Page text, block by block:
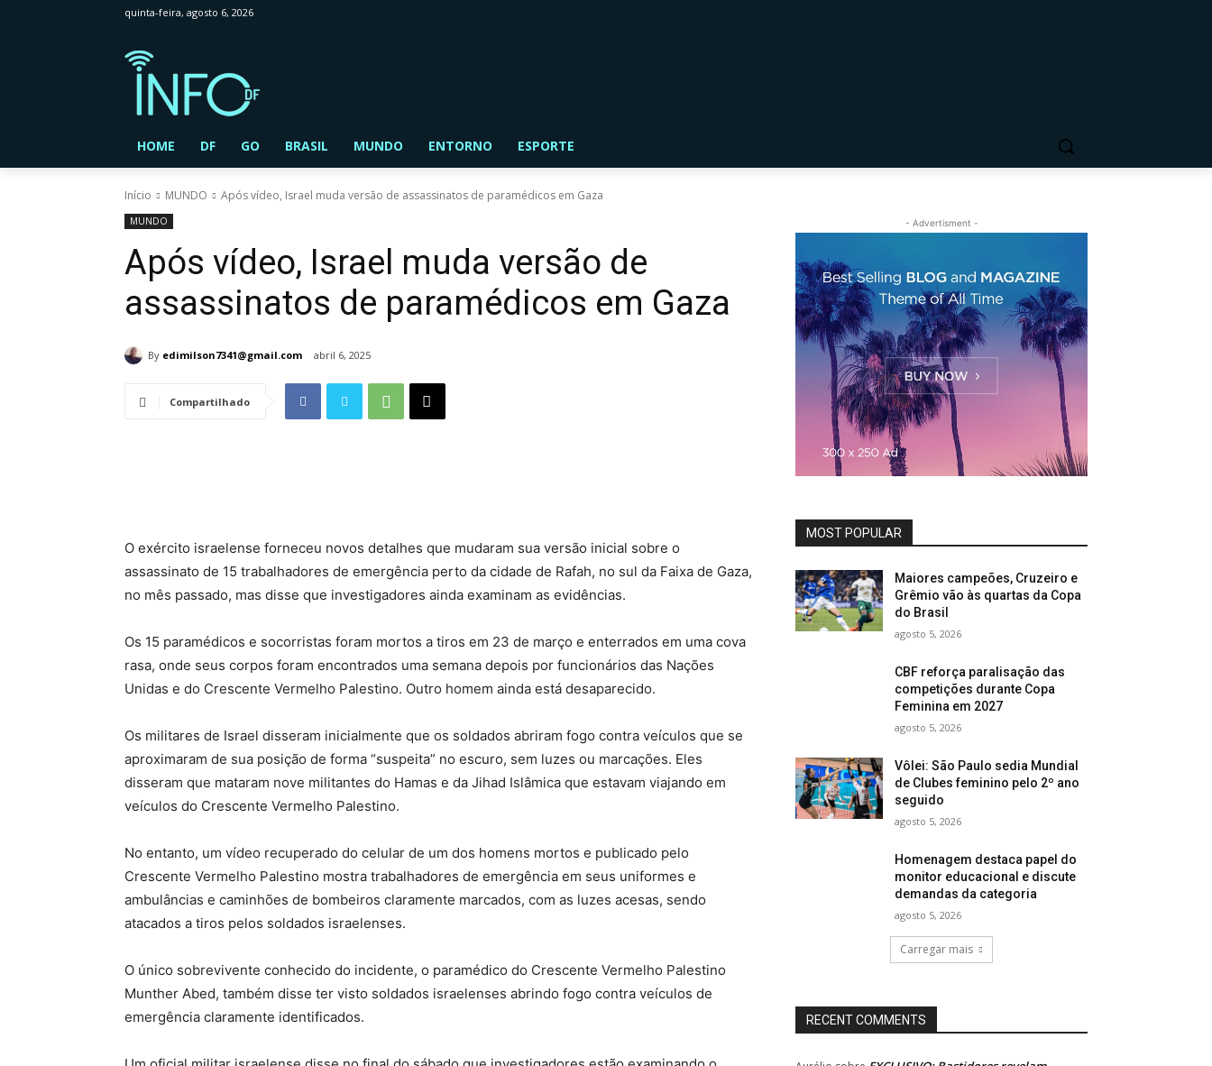
quinta-feira, agosto 6, 2026
HOME DF GO BRASIL MUNDO ENTORNO ESPORTE
Início MUNDO Após vídeo, Israel muda versão de assassinatos de paramédicos em Gaza
MUNDO
Após vídeo, Israel muda versão de
assassinatos de paramédicos em Gaza
By edimilson7341@gmail.com abril 6, 2025
Compartilhado
O exército israelense forneceu novos detalhes que mudaram sua versão inicial sobre o
assassinato de 15 trabalhadores de emergência perto da cidade de Rafah, no sul da Faixa de Gaza,
no mês passado, mas disse que investigadores ainda examinam as evidências.
Os 15 paramédicos e socorristas foram mortos a tiros em 23 de março e enterrados em uma cova
rasa, onde seus corpos foram encontrados uma semana depois por funcionários das Nações
Unidas e do Crescente Vermelho Palestino. Outro homem ainda está desaparecido.
Os militares de Israel disseram inicialmente que os soldados abriram fogo contra veículos que se
aproximaram de sua posição de forma “suspeita” no escuro, sem luzes ou marcações. Eles
disseram que mataram nove militantes do Hamas e da Jihad Islâmica que estavam viajando em
veículos do Crescente Vermelho Palestino.
No entanto, um vídeo recuperado do celular de um dos homens mortos e publicado pelo
Crescente Vermelho Palestino mostra trabalhadores de emergência em seus uniformes e
ambulâncias e caminhões de bombeiros claramente marcados, com as luzes acesas, sendo
atacados a tiros pelos soldados israelenses.
O único sobrevivente conhecido do incidente, o paramédico do Crescente Vermelho Palestino
Munther Abed, também disse ter visto soldados israelenses abrindo fogo contra veículos de
emergência claramente identificados.
- Advertisment -
MOST POPULAR
Maiores campeões, Cruzeiro e
Grêmio vão às quartas da Copa
do Brasil
agosto 5, 2026
CBF reforça paralisação das
competições durante Copa
Feminina em 2027
agosto 5, 2026
Vôlei: São Paulo sedia Mundial
de Clubes feminino pelo 2º ano
seguido
agosto 5, 2026
Homenagem destaca papel do
monitor educacional e discute
demandas da categoria
agosto 5, 2026
Carregar mais
RECENT COMMENTS